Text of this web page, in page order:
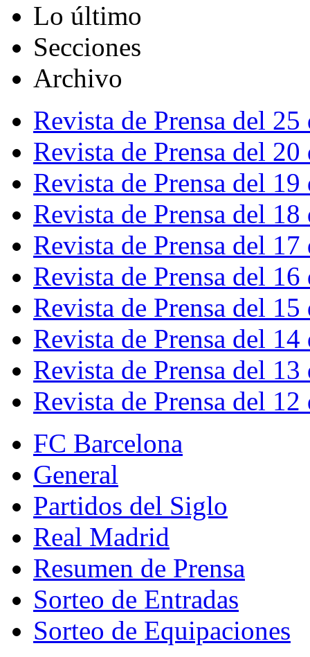
Lo último
Secciones
Archivo
Revista de Prensa del
Revista de Prensa del
Revista de Prensa del
Revista de Prensa del
Revista de Prensa del
Revista de Prensa del
Revista de Prensa del
Revista de Prensa del
Revista de Prensa del
Revista de Prensa del
FC Barcelona
General
Partidos del Siglo
Real Madrid
Resumen de Prensa
Sorteo de Entradas
Sorteo de Equipaciones